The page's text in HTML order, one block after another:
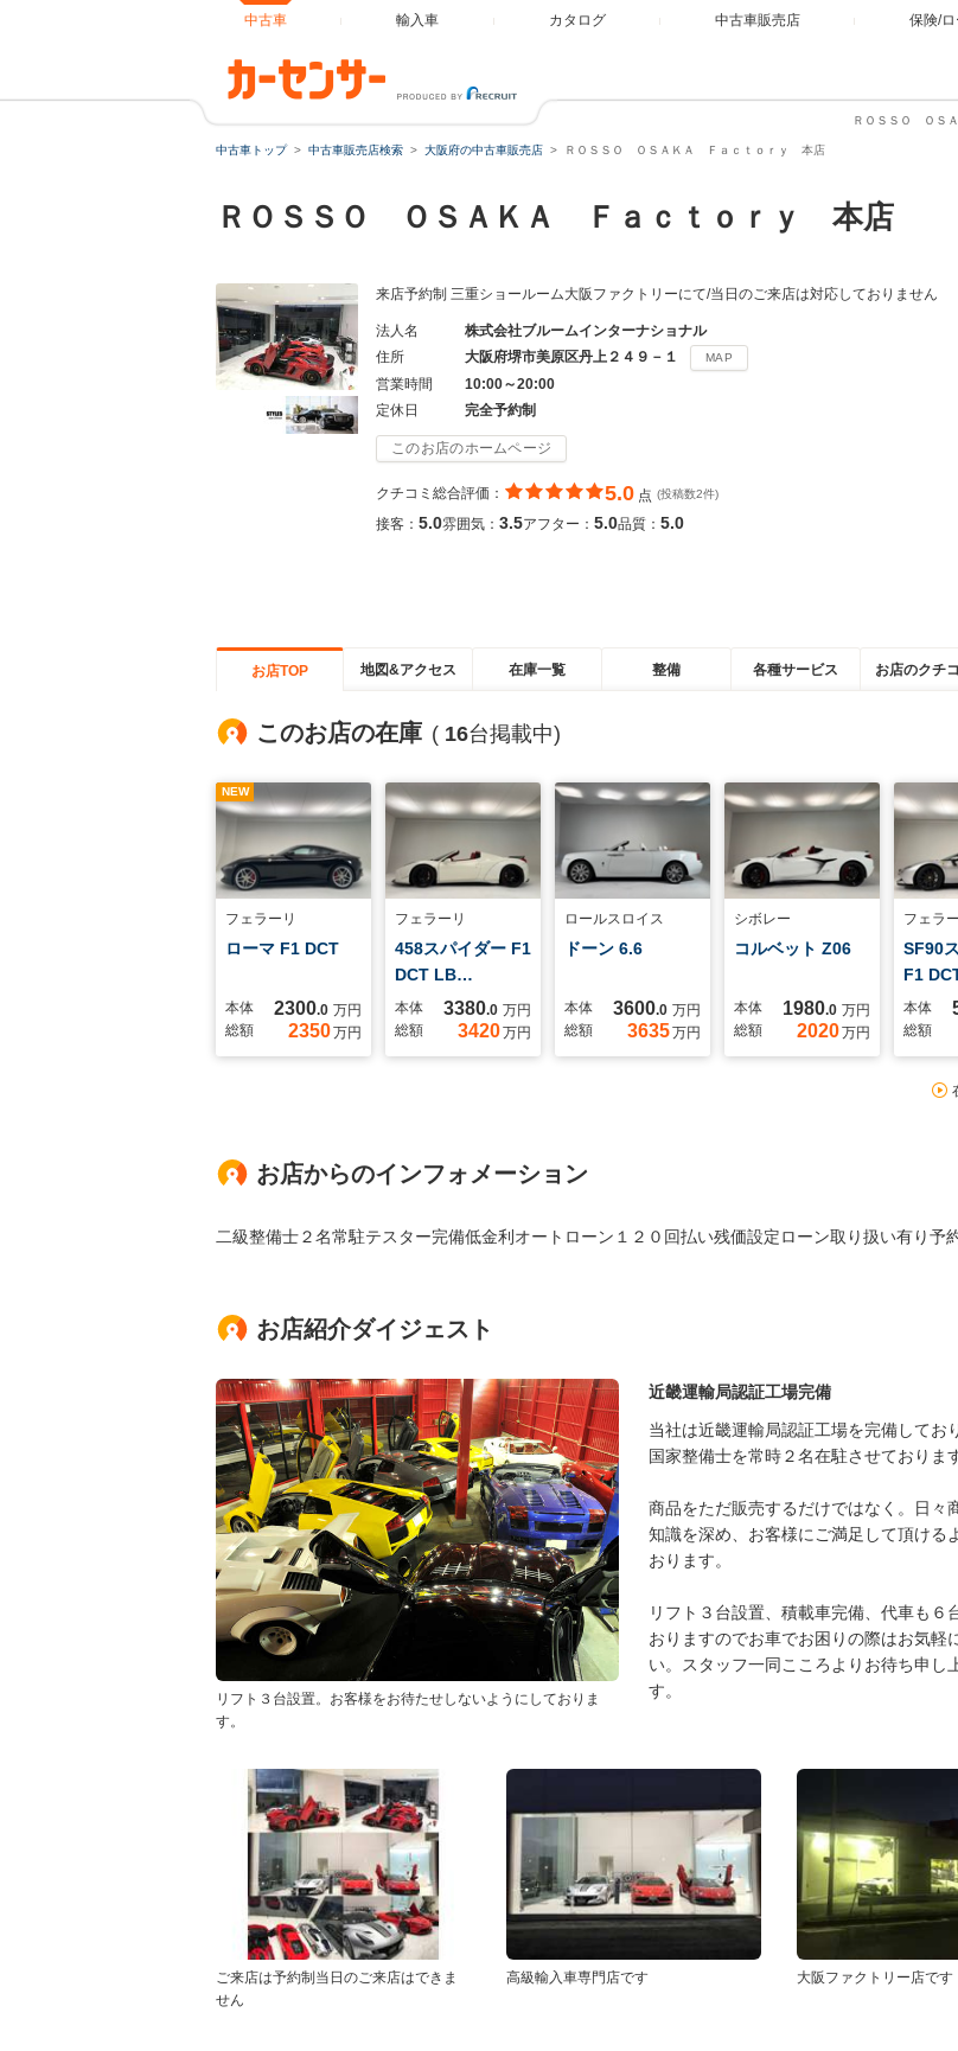
中古車 輸入車 カタログ 中古車販売店 保険/
ＲＯＳＳＯ ＯＳ
中古車トップ 中古車販売店検索 大阪府の中古車販売店 ＲＯＳＳＯ ＯＳＡＫＡ Ｆａｃｔｏｒｙ 本店
ＲＯＳＳＯ ＯＳＡＫＡ Ｆａｃｔｏｒｙ 本店
来店予約制 三重ショールーム大阪ファクトリーにて/当日のご来店は対応しておりません
法人名
株式会社ブルームインターナショナル
住所
大阪府堺市美原区丹上２４９－１ MAP
営業時間
10:00～20:00
定休日
完全予約制
このお店のホームページ
クチコミ総合評価： 5.0 点 (投稿数2件)
接客： 5.0雰囲気： 3.5アフター： 5.0品質： 5.0
お店TOP 地図&アクセス 在庫一覧 整備 各種サービス お店のクチ
このお店の在庫 ( 16台掲載中)
NEW
フェラーリ
ローマ F1 DCT
本体 2300.0 万円
総額
2350万円
フェラーリ
458スパイダー F1
DCT LB…
本体 3380.0 万円
総額
3420万円
ロールスロイス
ドーン 6.6
本体 3600.0 万円
総額
3635万円
シボレー
コルベット Z06
本体 1980.0 万円
総額
2020万円
フェラ
SF90
F1
本体
総額
お店からのインフォメーション
二級整備士２名常駐テスター完備低金利オートローン１２０回払い残価設定ローン取り扱い有り予
お店紹介ダイジェスト
リフト３台設置。お客様をお待たせしないようにしておりま
す。
近畿運輸局認証工場完備
当社は近畿運輸局認証工場を完備しており
国家整備士を常時２名在駐させておりま
商品をただ販売するだけではなく。日々
知識を深め、お客様にご満足して頂ける
おります。
リフト３台設置、積載車完備、代車も６
おりますのでお車でお困りの際はお気軽
い。スタッフ一同こころよりお待ち申し
す。
ご来店は予約制当日のご来店はできま
せん
高級輸入車専門店です 大阪ファクトリー店です